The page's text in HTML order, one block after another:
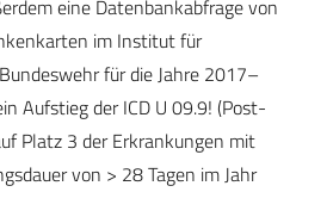
eine Datenbankabfrage von
im Institut für
für die Jahre 2017–
Aufstieg der ICD U 09.9! (Post-
Platz 3 der Erkrankungen mit
von > 28 Tagen im Jahr